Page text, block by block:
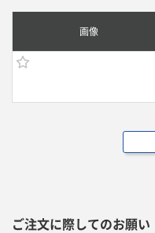
画像
ご注文に際してのお願い